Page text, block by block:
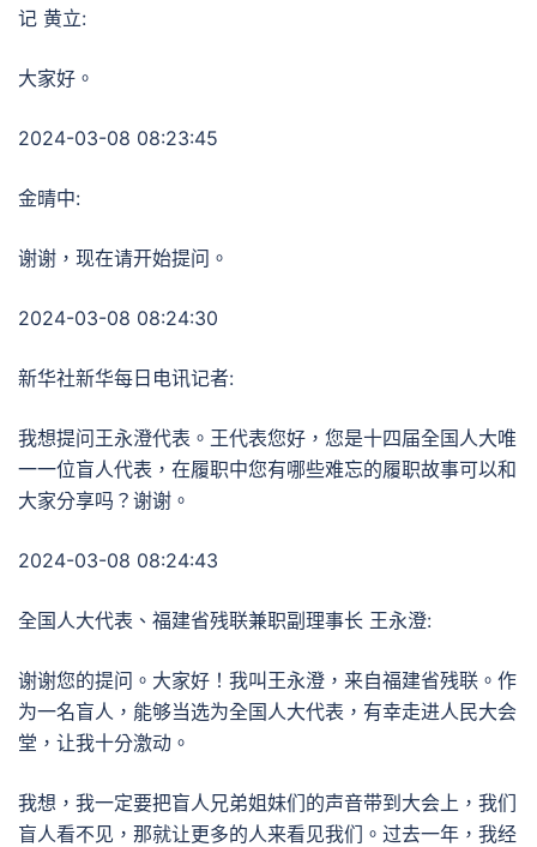
记 黄立:
大家好。
2024-03-08 08:23:45
金晴中:
谢谢，现在请开始提问。
2024-03-08 08:24:30
新华社新华每日电讯记者:
我想提问王永澄代表。王代表您好，您是十四届全国人大唯
一一位盲人代表，在履职中您有哪些难忘的履职故事可以和
大家分享吗？谢谢。
2024-03-08 08:24:43
全国人大代表、福建省残联兼职副理事长 王永澄:
谢谢您的提问。大家好！我叫王永澄，来自福建省残联。作
为一名盲人，能够当选为全国人大代表，有幸走进人民大会
堂，让我十分激动。
我想，我一定要把盲人兄弟姐妹们的声音带到大会上，我们
盲人看不见，那就让更多的人来看见我们。过去一年，我经